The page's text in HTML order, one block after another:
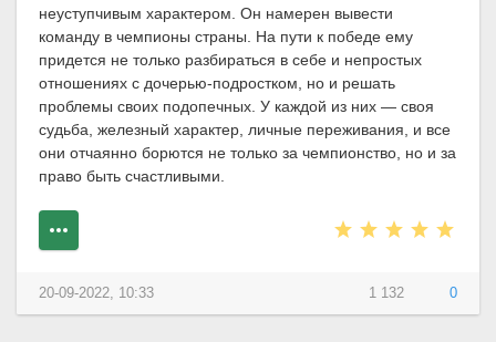
неуступчивым характером. Он намерен вывести
команду в чемпионы страны. На пути к победе ему
придется не только разбираться в себе и непростых
отношениях с дочерью-подростком, но и решать
проблемы своих подопечных. У каждой из них — своя
судьба, железный характер, личные переживания, и все
они отчаянно борются не только за чемпионство, но и за
право быть счастливыми.
1 132 0
20-09-2022, 10:33